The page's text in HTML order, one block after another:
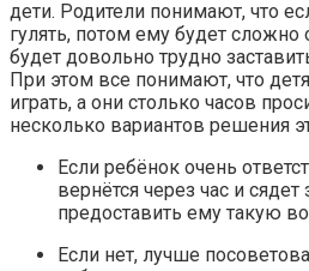
дети. Родители понимают, что
гулять, потом ему будет сложно
будет довольно трудно
При этом все понимают, что
играть, а они столько часов
несколько вариантов решения
Если ребёнок очень
вернётся через час и
предоставить ему такую
Если нет, лучше